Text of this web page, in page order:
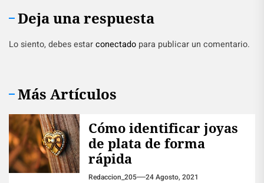
Deja una respuesta
Lo siento, debes estarconectado para publicar un comentario.
Más Artículos
Cómo identificar joyas
de plata de forma
rápida
Redaccion_205 24 Agosto, 2021